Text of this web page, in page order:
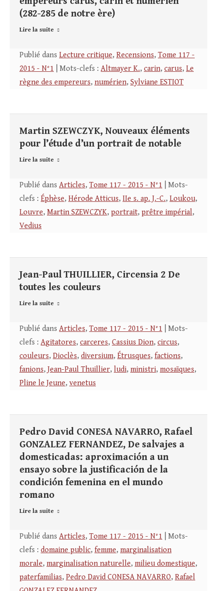
(282-285 de notre ère)
Lire la suite
Publié dans Lecture critique, Recensions, Tome 117 -
2015 - N°1 | Mots-clefs : Altmayer K., carin, carus, Le
règne des empereurs, numérien, Sylviane ESTIOT
Martin SZEWCZYK, Nouveaux éléments
pour l’étude d’un portrait de notable
Lire la suite
Publié dans Articles, Tome 117 - 2015 - N°1 | Mots-
clefs : Éphèse, Hérode Atticus, IIe s. ap. J.-C., Loukou,
Louvre, Martin SZEWCZYK, portrait, prêtre impérial,
Vedius
Jean-Paul THUILLIER, Circensia 2 De
toutes les couleurs
Lire la suite
Publié dans Articles, Tome 117 - 2015 - N°1 | Mots-
clefs : Agitatores, carceres, Cassius Dion, circus,
couleurs, Dioclès, diversium, Étrusques, factions,
fanions, Jean-Paul Thuillier, ludi, ministri, mosaïques,
Pline le Jeune, venetus
Pedro David CONESA NAVARRO, Rafael
GONZALEZ FERNANDEZ, De salvajes a
domesticadas: aproximación a un
ensayo sobre la justificación de la
condición femenina en el mundo
romano
Lire la suite
Publié dans Articles, Tome 117 - 2015 - N°1 | Mots-
clefs : domaine public, femme, marginalisation
morale, marginalisation naturelle, milieu domestique,
paterfamilias, Pedro David CONESA NAVARRO, Rafael